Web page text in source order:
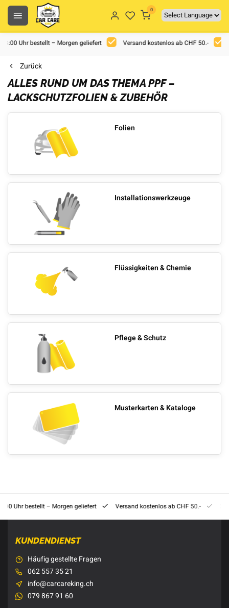
0
Uhr bestellt – Morgen geliefert Versand kostenlos ab CHF 50.-
Zurück
ALLES RUND UM DAS THEMA PPF –
LACKSCHUTZFOLIEN & ZUBEHÖR
Folien
Installationswerkzeuge
Flüssigkeiten & Chemie
Pflege & Schutz
Musterkarten & Kataloge
Uhr bestellt – Morgen geliefert Versand kostenlos ab CHF 50.-
KUNDENDIENST
Häufig gestellte Fragen
062 557 35 21
info@carcareking.ch
079 867 91 60